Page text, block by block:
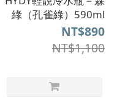
綠（孔雀綠）590ml
NT$890
NT$1,100